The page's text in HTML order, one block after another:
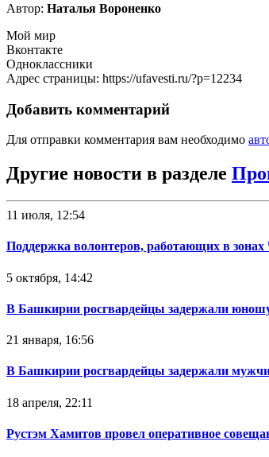
Автор: Наталья Вороненко
Мой мир
Вконтакте
Одноклассники
Адрес страницы: https://ufavesti.ru/?p=12234
Добавить комментарий
Для отправки комментария вам необходимо
Другие новости в разделе
11 июля, 12:54
Поддержка волонтеров, работающих в
5 октября, 14:42
В Башкирии росгвардейцы задержали
21 января, 16:56
В Башкирии росгвардейцы задержали
18 апреля, 22:11
Рустэм Хамитов провел оперативное